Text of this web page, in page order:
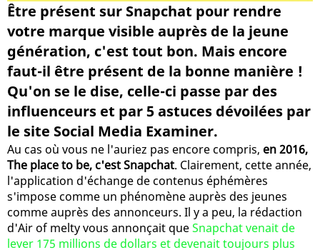
Être présent sur Snapchat pour rendre
votre marque visible auprès de la jeune
génération, c'est tout bon. Mais encore
faut-il être présent de la bonne manière !
Qu'on se le dise, celle-ci passe par des
influenceurs et par 5 astuces dévoilées par
le site Social Media Examiner.
Au cas où vous ne l'auriez pas encore compris, en 2016,
The place to be, c'est Snapchat. Clairement, cette année,
l'application d'échange de contenus éphémères
s'impose comme un phénomène auprès des jeunes
comme auprès des annonceurs. Il y a peu, la rédaction
d'Air of melty vous annonçait queSnapchat venait de
lever 175 millions de dollars et devenait toujours plus